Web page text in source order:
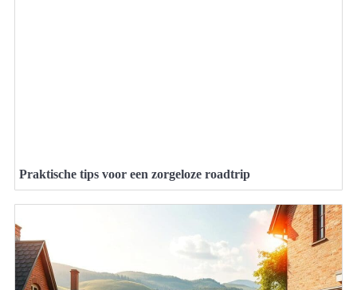
Praktische tips voor een zorgeloze roadtrip